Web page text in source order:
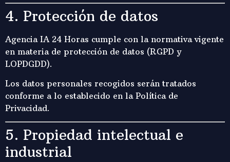
4. Protección de datos
Agencia IA 24 Horas cumple con la normativa vigente
en materia de protección de datos (RGPD y
LOPDGDD).
Los datos personales recogidos serán tratados
conforme a lo establecido en la Política de
Privacidad.
5. Propiedad intelectual e
industrial